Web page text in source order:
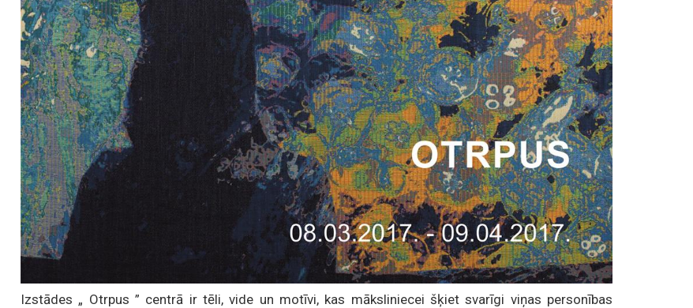
Izstādes „ Otrpus ” centrā ir tēli, vide un motīvi, kas māksliniecei šķiet svarīgi viņas personības